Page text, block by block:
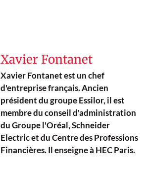
Xavier Fontanet
Xavier Fontanet est un chef
d'entreprise français. Ancien
président du groupe Essilor, il est
membre du conseil d'administration
du Groupe l'Oréal, Schneider
Electric et du Centre des Professions
Financières. Il enseigne à HEC Paris.